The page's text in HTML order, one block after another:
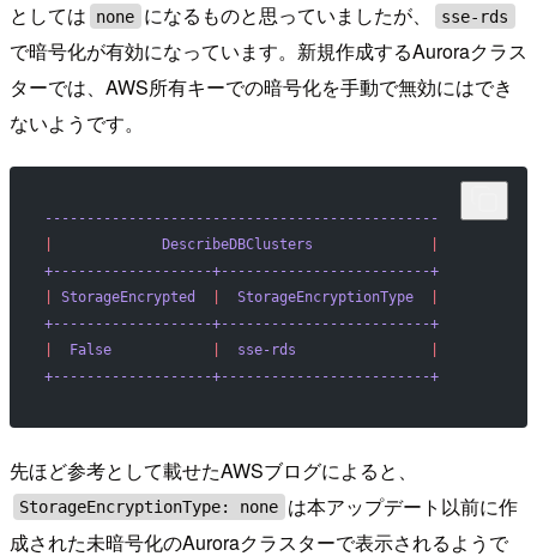
としては
none になるものと思っていましたが、 sse-rds
で暗号化が有効になっています。新規作成するAuroraクラス
ターでは、AWS所有キーでの暗号化を手動で無効にはでき
ないようです。
-----------------------------------------------
             DescribeDBClusters
+-------------------+-------------------------+
StorageEncrypted
  StorageEncryptionType
  |
+-------------------+-------------------------+
  False
            |
  sse-rds
+-------------------+-------------------------+
先ほど参考として載せたAWSブログによると、
StorageEncryptionType: none は本アップデート以前に作
成された未暗号化のAuroraクラスターで表示されるようで